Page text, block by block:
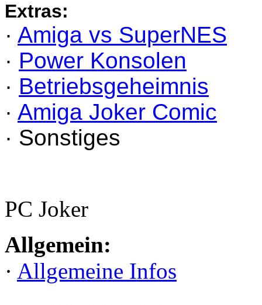
Extras:
· Amiga vs SuperNES
· Power Konsolen
· Betriebsgeheimnis
· Amiga Joker Comic
· Sonstiges
PC Joker
Allgemein:
· Allgemeine Infos